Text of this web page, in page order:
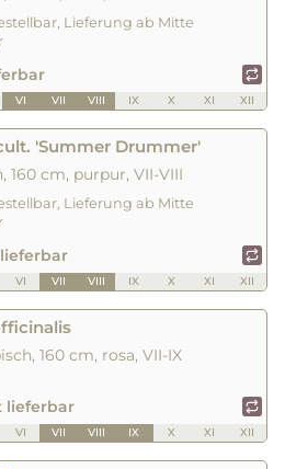
Lieferung ab Mitte
VI VII VIII IX X XI XII
'Summer Drummer'
160 cm, purpur, VII-VIII
Lieferung ab Mitte
VI VII VIII IX X XI XII
160 cm, rosa, VII-IX
lieferbar
VI VII VIII IX X XI XII